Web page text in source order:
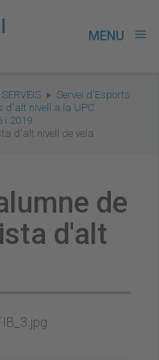
MENU menu
Servei d'Esports
d'alt nivell a la UPC
i 2019
d'alt nivell de vela
de
d'alt